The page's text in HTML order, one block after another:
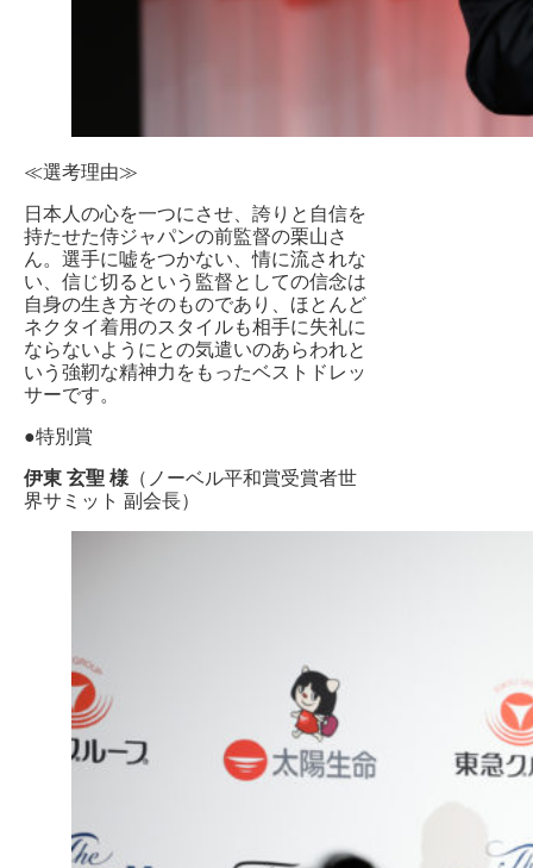
≪選考理由≫
日本人の心を一つにさせ、誇りと自信を
持たせた侍ジャパンの前監督の栗山さ
ん。選手に嘘をつかない、情に流されな
い、信じ切るという監督としての信念は
自身の生き方そのものであり、ほとんど
ネクタイ着用のスタイルも相手に失礼に
ならないようにとの気遣いのあらわれと
いう強靭な精神力をもったベストドレッ
サーです。
●特別賞
伊東 玄聖 様 （ノーベル平和賞受賞者世
界サミット 副会長）